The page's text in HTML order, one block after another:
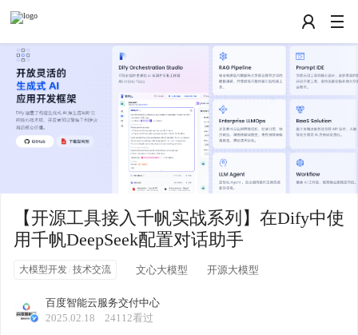
【开源工具接入千帆实战系列】在Dify中使
用千帆DeepSeek配置对话助手
大模型开发 技术交流 文心大模型 开源大模型
百度智能云服务交付中心
2025.02.18
24112看过